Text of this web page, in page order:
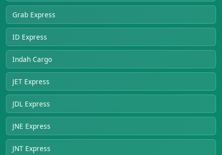
Grab Express
ID Express
Indah Cargo
JET Express
JDL Express
JNE Express
JNT Express